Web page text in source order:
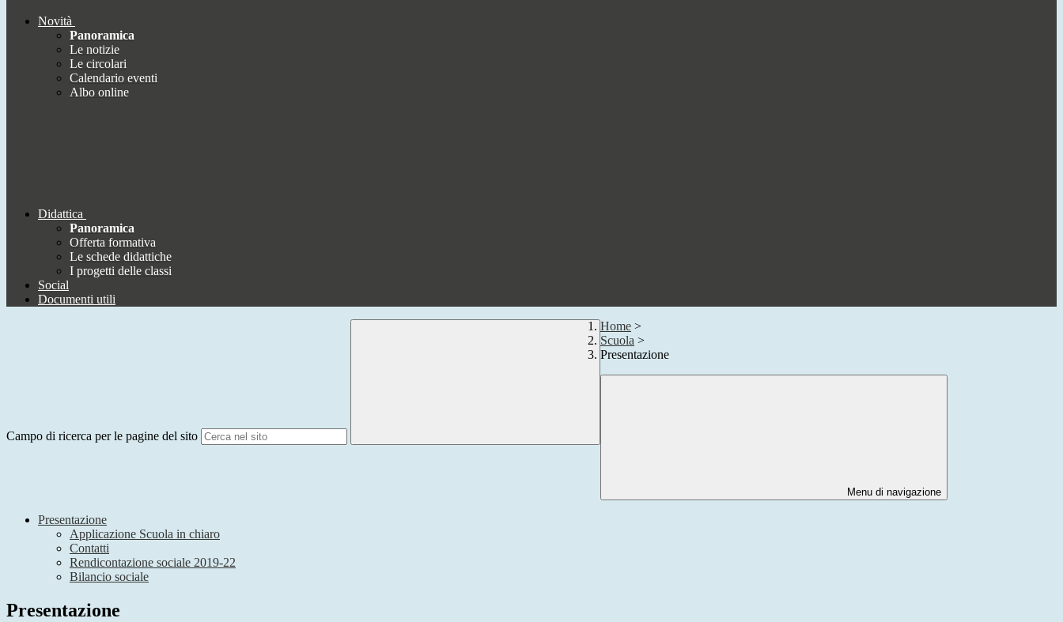
Novità
Panoramica
Le notizie
Le circolari
Calendario eventi
Albo online
Didattica
Panoramica
Offerta formativa
Le schede didattiche
I progetti delle classi
Social
Documenti utili
Campo di ricerca per le pagine del sito
Home >
Scuola >
Presentazione
Menu di navigazione
Presentazione
Applicazione Scuola in chiaro
Contatti
Rendicontazione sociale 2019-22
Bilancio sociale
Presentazione